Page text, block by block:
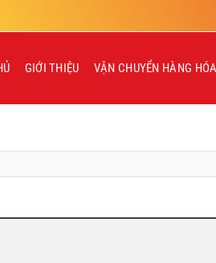
GIỚI THIỆU VẬN CHUYỂN HÀNG HÓA